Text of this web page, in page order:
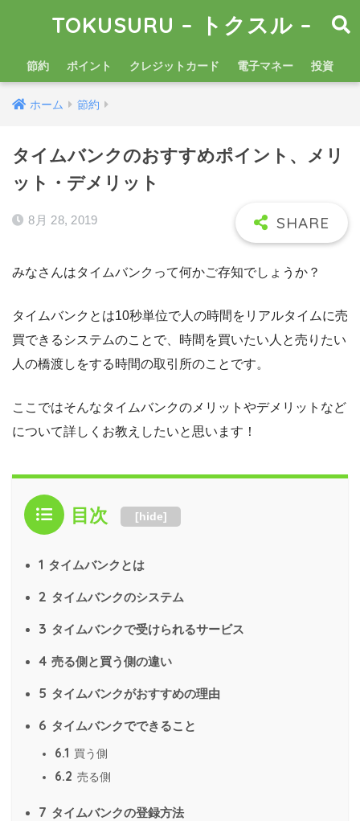
TOKUSURU – トクスル –
節約 ポイント クレジットカード 電子マネー 投資
ホーム 節約
タイムバンクのおすすめポイント、メリ
ット・デメリット
8月 28, 2019
みなさんはタイムバンクって何かご存知でしょうか？
タイムバンクとは10秒単位で人の時間をリアルタイムに売
買できるシステムのことで、時間を買いたい人と売りたい
人の橋渡しをする時間の取引所のことです。
ここではそんなタイムバンクのメリットやデメリットなど
について詳しくお教えしたいと思います！
目次 [hide]
1 タイムバンクとは
2 タイムバンクのシステム
3 タイムバンクで受けられるサービス
4 売る側と買う側の違い
5 タイムバンクがおすすめの理由
6 タイムバンクでできること
6.1 買う側
6.2 売る側
7 タイムバンクの登録方法